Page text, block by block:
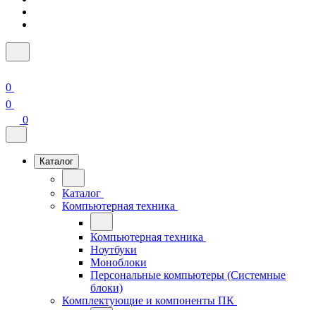
0
0
0
Каталог
Каталог
Компьютерная техника
Компьютерная техника
Ноутбуки
Моноблоки
Персональные компьютеры (Системные
блоки)
Комплектующие и компоненты ПК